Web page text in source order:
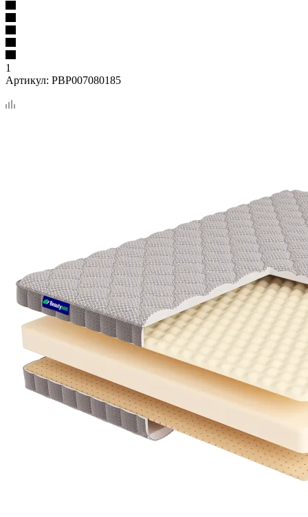
1
Артикул: PBP007080185